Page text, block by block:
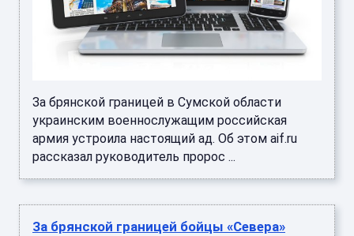
За брянской границей в Сумской области
украинским военнослужащим российская
армия устроила настоящий ад. Об этом aif.ru
рассказал руководитель пророс ...
За брянской границей бойцы «Севера»